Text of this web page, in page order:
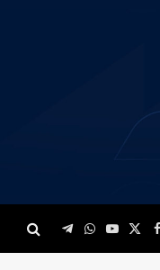
Facebook
X
(Twitter)
YouTube
WhatsApp
Telegram